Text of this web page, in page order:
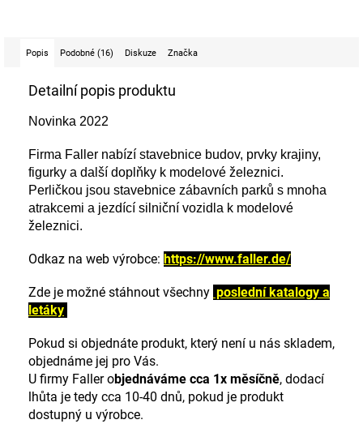
Popis Podobné (16) Diskuze Značka
Detailní popis produktu
Novinka 2022
Firma Faller nabízí stavebnice budov, prvky krajiny,
figurky a další doplňky k modelové železnici.
Perličkou jsou stavebnice zábavních parků s mnoha
atrakcemi a jezdící silniční vozidla k modelové
železnici.
Odkaz na web výrobce: https://www.faller.de/
Zde je možné stáhnout všechny poslední katalogy a
letáky
Pokud si objednáte produkt, který není u nás skladem,
objednáme jej pro Vás.
U firmy Faller objednáváme cca 1x měsíčně, dodací
lhůta je tedy cca 10-40 dnů, pokud je produkt
dostupný u výrobce.